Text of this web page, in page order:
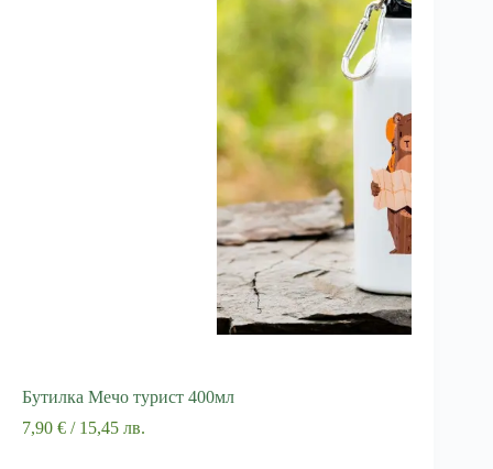
Бутилка Мечо турист 400мл
7,90 € / 15,45 лв.